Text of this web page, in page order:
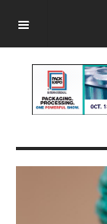
OFF CANVAS